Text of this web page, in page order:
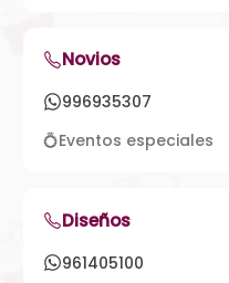
Novios
996935307
💍Eventos especiales
Diseños
961405100